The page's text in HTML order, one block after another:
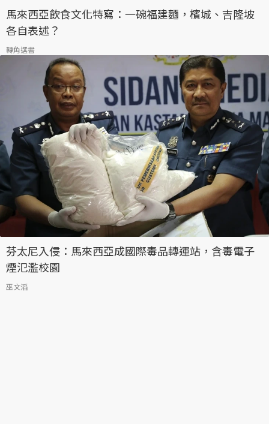
馬來西亞飲食文化特寫：一碗福建麵，檳城、吉隆坡
各自表述？
轉角選書
芬太尼入侵：馬來西亞成國際毒品轉運站，含毒電子
煙氾濫校園
巫文滔